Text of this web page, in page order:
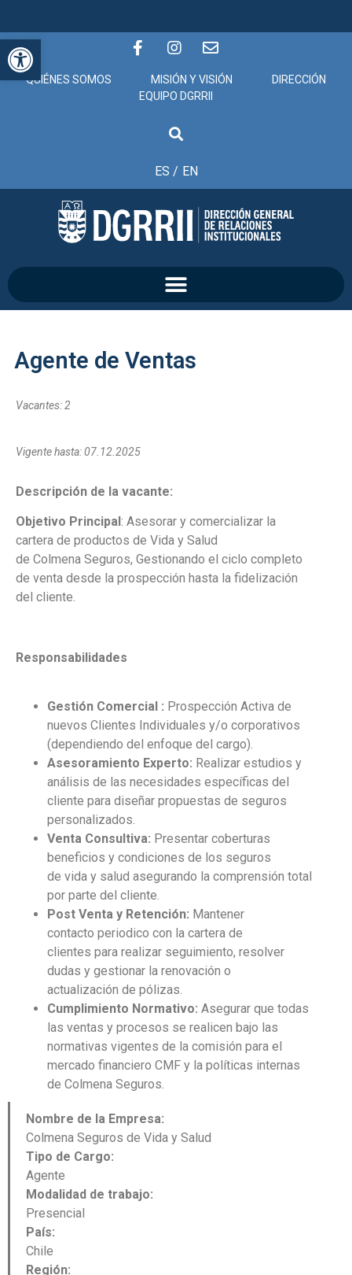
Abrir barra de herramientas
QUIÉNES SOMOS MISIÓN Y VISIÓN
DIRECCIÓN
EQUIPO DGRRII
ES / EN
Agente de Ventas
Vacantes: 2
Vigente hasta: 07.12.2025
Descripción de la vacante:
Objetivo Principal : Asesorar y comercializar la
cartera de productos de Vida y Salud
de Colmena Seguros, Gestionando el ciclo completo
de venta desde la prospección hasta la fidelización
del cliente.
Responsabilidades
Gestión Comercial : Prospección Activa de
nuevos Clientes Individuales y/o corporativos
(dependiendo del enfoque del cargo).
Asesoramiento Experto: Realizar estudios y
análisis de las necesidades específicas del
cliente para diseñar propuestas de seguros
personalizados.
Venta Consultiva: Presentar coberturas
beneficios y condiciones de los seguros
de vida y salud asegurando la comprensión total
por parte del cliente.
Post Venta y Retención: Mantener
contacto periodico con la cartera de
clientes para realizar seguimiento, resolver
dudas y gestionar la renovación o
actualización de pólizas.
Cumplimiento Normativo: Asegurar que todas
las ventas y procesos se realicen bajo las
normativas vigentes de la comisión para el
mercado financiero CMF y la políticas internas
de Colmena Seguros.
Nombre de la Empresa:
Colmena Seguros de Vida y Salud
Tipo de Cargo:
Agente
Modalidad de trabajo:
Presencial
País:
Chile
Región: